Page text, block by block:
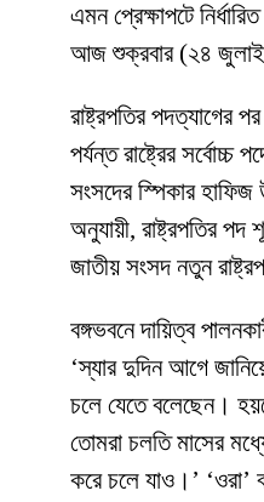
এমন প্রেক্ষাপটে
আজ শুক্রবার (২৪
রাষ্ট্রপতির পদত্যাগের পর
পর্যন্ত রাষ্ট্রের সর্বোচ্চ
সংসদের স্পিকার হাফিজ
অনুযায়ী, রাষ্ট্রপতির
জাতীয় সংসদ নতুন
বঙ্গভবনে দায়িত্ব
‘স্যার দুদিন আগে
চলে যেতে বলেছেন।
তোমরা চলতি মাসের
করে চলে যাও।’ ‘ওরা’